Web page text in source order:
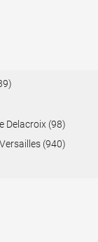
Delacroix (98)
(940)